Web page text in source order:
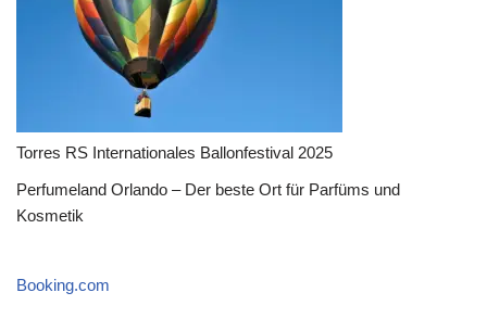
Torres RS Internationales Ballonfestival 2025
Perfumeland Orlando – Der beste Ort für Parfüms und
Kosmetik
Booking.com